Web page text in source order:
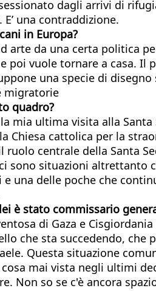
dagli arrivi di
una contraddizione.
in Europa?
arte da una certa politica
poi vuole tornare a casa.
una specie di
migratorie
quadro?
mia ultima visita alla
Chiesa cattolica per la
centrale della Santa
sono situazioni
una delle poche che
è stato commissario
di Gaza e
che sta succedendo,
Questa situazione
mai vista negli ultimi
Non so se c'è ancora